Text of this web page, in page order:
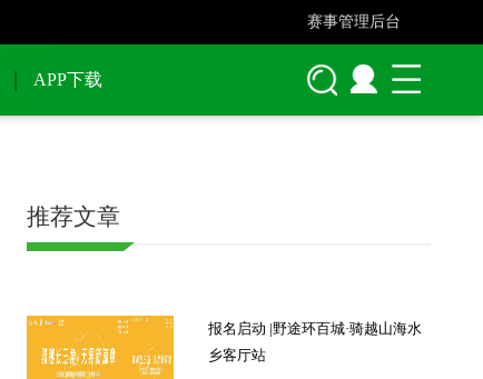
赛事管理后台
APP下载
推荐文章
报名启动 |野途环百城·骑越山海水
乡客厅站